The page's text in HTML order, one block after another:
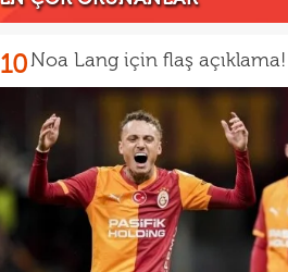
10Noa Lang için flaş açıklama!